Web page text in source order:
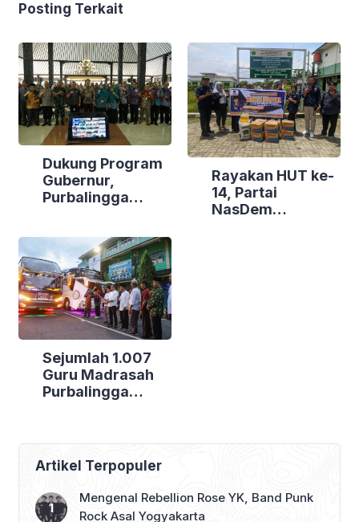
Posting Terkait
Dukung Program
Gubernur,
Purbalingga
Kecamatan
Berdaya
Rayakan HUT ke-
14, Partai
NasDem
Sejumlah 1.007
Guru Madrasah
Purbalingga
Purbalingga Beri
Dukungan Penuh
Artikel Terpopuler
Mengenal Rebellion Rose YK, Band Punk
Rock Asal Yogyakarta